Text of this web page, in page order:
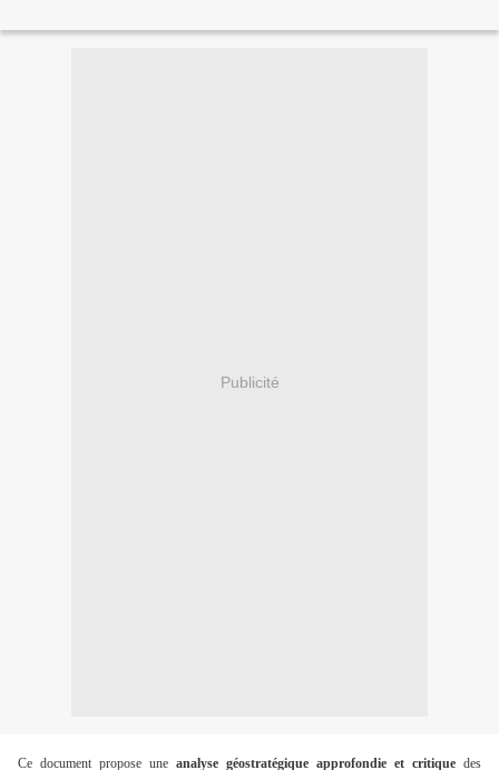
Publicité
Ce document propose une analyse géostratégique approfondie et critique des